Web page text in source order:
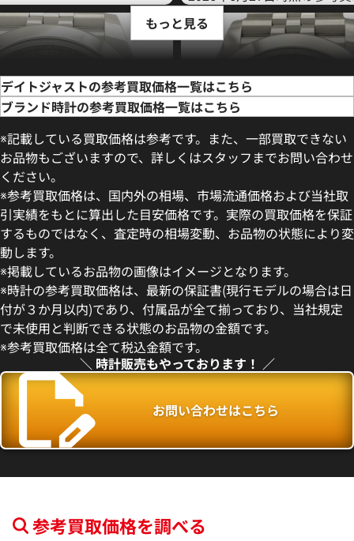
イトジャスト 41 126300 ス
格
点の参考買取価格です
ー
参考買取価格
1,727,000円
※2026年5月27日時点の参考
もっと見る
デイトジャストの参考買取価格一覧はこちら
ブランド時計の参考買取価格一覧はこちら
※記載している買取価格は参考です。また、一部買取できない
お品物もございますので、詳しくはスタッフまでお問い合わせ
ください。
※参考買取価格は、国内外の相場、市場流通価格および当社取
引実績をもとに算出した目安価格です。実際の買取価格を保証
するものではなく、査定時の相場変動、お品物の状態により変
動します。
※掲載しているお品物の画像はイメージとなります。
※時計の参考買取価格は、最新の保証書(現行モデルの場合は日
付が３か月以内)であり、付属品が全て揃っており、当社規定
で未使用と判断できる状態のお品物の金額です。
※参考買取価格は全て税込金額です。
＼ 時計販売もやっております！ ／
お問い合わせはこちら
参考買取価格を調べる